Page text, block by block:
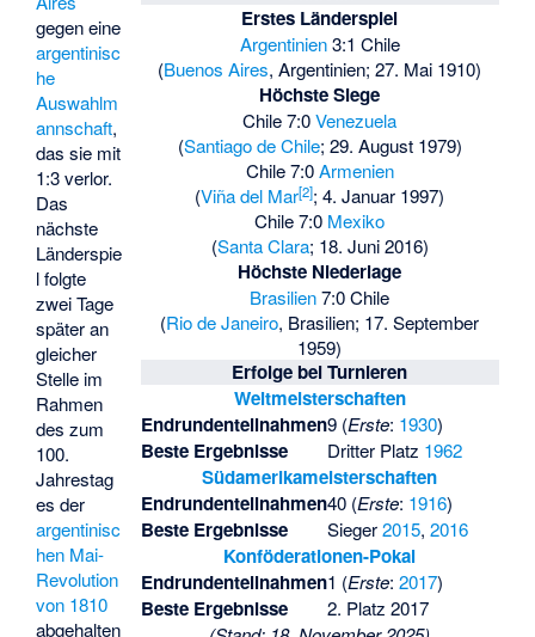
Erstes Länderspiel
Argentinien3:1 Chile
(Buenos Aires, Argentinien; 27. Mai 1910)
Höchste Siege
Chile 7:0Venezuela
(Santiago de Chile; 29. August 1979)
Chile 7:0Armenien
(Viña del Mar[2]; 4. Januar 1997)
Chile 7:0 Mexiko
(Santa Clara; 18. Juni 2016)
Höchste Niederlage
Brasilien7:0 Chile
(Rio de Janeiro, Brasilien; 17. September
1959)
Erfolge bei Turnieren
Weltmeisterschaften
Endrundenteilnahmen9 (Erste: 1930)
Beste Ergebnisse Dritter Platz 1962
Südamerikameisterschaften
Endrundenteilnahmen40 (Erste: 1916)
Beste Ergebnisse Sieger2015, 2016
Konföderationen-Pokal
Endrundenteilnahmen1 (Erste: 2017)
Beste Ergebnisse
2. Platz 2017
gegen eine
argentinisc
he
Auswahlm
annschaft,
das sie mit
1:3 verlor.
Das
nächste
Länderspie
l folgte
zwei Tage
später an
gleicher
Stelle im
Rahmen
des zum
100.
Jahrestag
es der
argentinisc
hen Mai-
Revolution
von 1810
abgehalten